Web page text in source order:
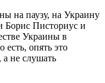
на паузу, на Украину
Борис Писториус и
Украины в
есть, опять это
а не слушать